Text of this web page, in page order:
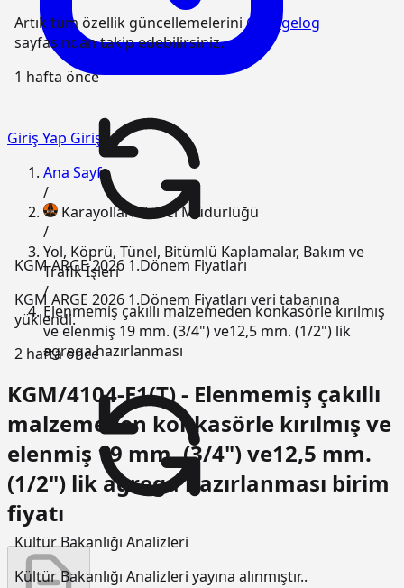
Artık tüm özellik güncellemeleriniChangelog
sayfasından takip edebilirsiniz.
1 hafta önce
KGM ARGE 2026 1.Dönem Fiyatları
KGM ARGE 2026 1.Dönem Fiyatları veri tabanına
yüklendi.
2 hafta önce
Kültür Bakanlığı Analizleri
Kültür Bakanlığı Analizleri yayına alınmıştır..
Giriş Yap Giriş
Ana Sayfa
/
Karayolları Genel Müdürlüğü
/
Yol, Köprü, Tünel, Bitümlü Kaplamalar, Bakım ve
Trafik İşleri
/
Elenmemiş çakıllı malzemeden konkasörle kırılmış
ve elenmiş 19 mm. (3/4") ve12,5 mm. (1/2") lik
agrega hazırlanması
KGM/4104-E1(T) - Elenmemiş çakıllı
malzemeden konkasörle kırılmış ve
elenmiş 19 mm. (3/4") ve12,5 mm.
(1/2") lik agrega hazırlanması birim
fiyatı